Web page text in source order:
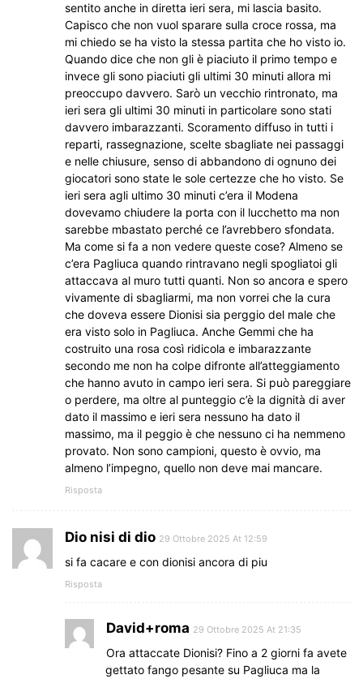
sentito anche in diretta ieri sera, mi lascia basito.
Capisco che non vuol sparare sulla croce rossa, ma
mi chiedo se ha visto la stessa partita che ho visto io.
Quando dice che non gli è piaciuto il primo tempo e
invece gli sono piaciuti gli ultimi 30 minuti allora mi
preoccupo davvero. Sarò un vecchio rintronato, ma
ieri sera gli ultimi 30 minuti in particolare sono stati
davvero imbarazzanti. Scoramento diffuso in tutti i
reparti, rassegnazione, scelte sbagliate nei passaggi
e nelle chiusure, senso di abbandono di ognuno dei
giocatori sono state le sole certezze che ho visto. Se
ieri sera agli ultimo 30 minuti c’era il Modena
dovevamo chiudere la porta con il lucchetto ma non
sarebbe mbastato perché ce l’avrebbero sfondata.
Ma come si fa a non vedere queste cose? Almeno se
c’era Pagliuca quando rintravano negli spogliatoi gli
attaccava al muro tutti quanti. Non so ancora e spero
vivamente di sbagliarmi, ma non vorrei che la cura
che doveva essere Dionisi sia perggio del male che
era visto solo in Pagliuca. Anche Gemmi che ha
costruito una rosa così ridicola e imbarazzante
secondo me non ha colpe difronte all’atteggiamento
che hanno avuto in campo ieri sera. Si può pareggiare
o perdere, ma oltre al punteggio c’è la dignità di aver
dato il massimo e ieri sera nessuno ha dato il
massimo, ma il peggio è che nessuno ci ha nemmeno
provato. Non sono campioni, questo è ovvio, ma
almeno l’impegno, quello non deve mai mancare.
Risposta
Dio nisi di dio 29 Ottobre 2025 At 12:59
si fa cacare e con dionisi ancora di piu
Risposta
David+roma 29 Ottobre 2025 At 21:35
Ora attaccate Dionisi? Fino a 2 giorni fa avete
gettato fango pesante su Pagliuca ma la